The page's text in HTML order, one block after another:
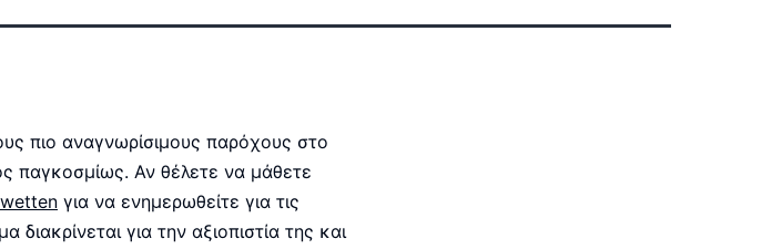
πιο αναγνωρίσιμους παρόχους στο
παγκοσμίως. Αν θέλετε να μάθετε
για να ενημερωθείτε για τις
για την αξιοπιστία της και